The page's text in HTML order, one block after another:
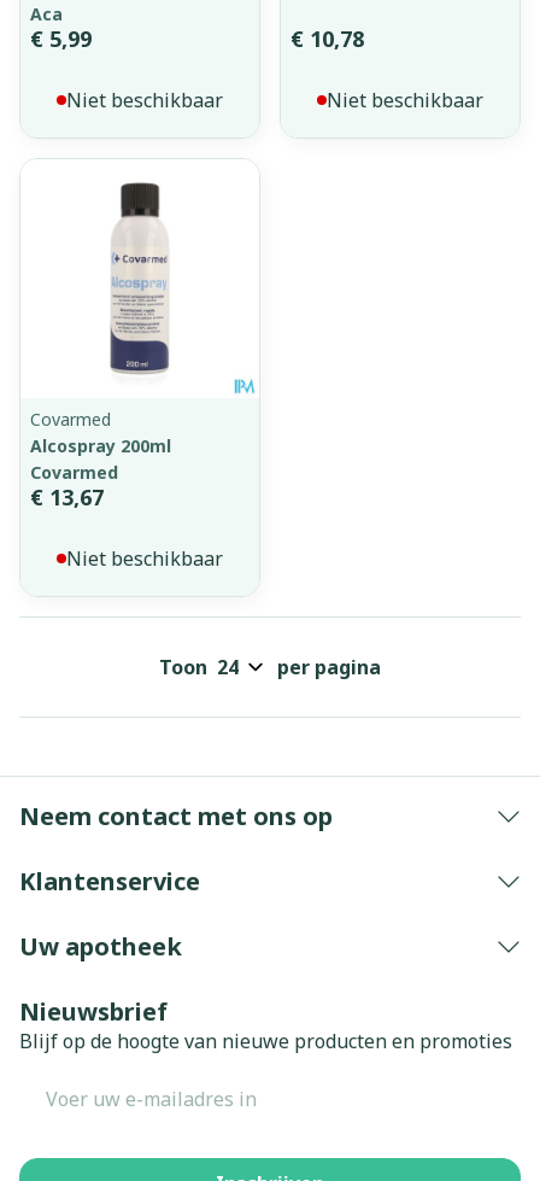
Aca
€ 5,99
Niet beschikbaar
€ 10,78
Niet beschikbaar
Covarmed
Alcospray 200ml
Covarmed
€ 13,67
Niet beschikbaar
Toon per pagina
Neem contact met ons op
Klantenservice
Uw apotheek
Nieuwsbrief
Blijf op de hoogte van nieuwe producten en promoties